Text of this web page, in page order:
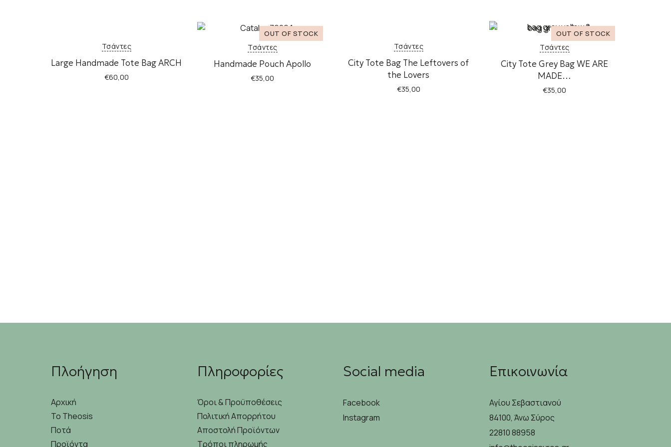
Τσάντες
Large Handmade Tote Bag ARCH
€60,00
Τσάντες
Handmade Pouch Apollo
€35,00
Τσάντες
City Tote Bag The Leftovers of
the Lovers
€35,00
Τσάντες
City Tote Grey Bag WE ARE
MADE…
€35,00
Πλοήγηση
Αρχική
Το Theosis
Ποτά
Προϊόντα
Πληροφορίες
Όροι & Προϋποθέσεις
Πολιτική Απορρήτου
Αποστολή Προϊόντων
Τρόποι πληρωμής
Social media
Facebook
Instagram
Επικοινωνία
Αγίου Σεβαστιανού
84100, Άνω Σύρος
22810 88958